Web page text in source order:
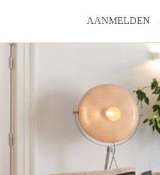
AANMELDEN